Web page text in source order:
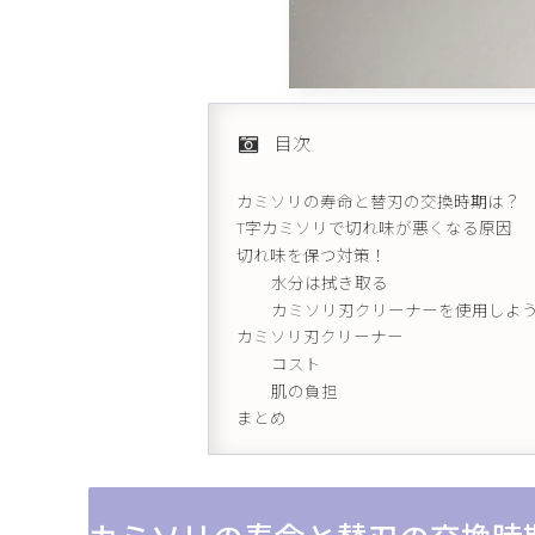
目次
カミソリの寿命と替刃の交換時期は？
T字カミソリで切れ味が悪くなる原因
切れ味を保つ対策！
水分は拭き取る
カミソリ刃クリーナーを使用しよ
カミソリ刃クリーナー
コスト
肌の負担
まとめ